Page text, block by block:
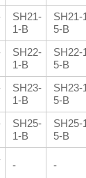
SH21-
1-B
SH21-
5-B
SH22-
1-B
SH22-
5-B
SH23-
1-B
SH23-
5-B
SH25-
1-B
SH25-
5-B
- -